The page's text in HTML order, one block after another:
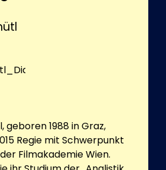
geboren 1988 in Graz,
Regie mit Schwerpunkt
Filmakademie Wien.